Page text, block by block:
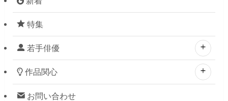
特集
若手俳優
作品関心
お問い合わせ